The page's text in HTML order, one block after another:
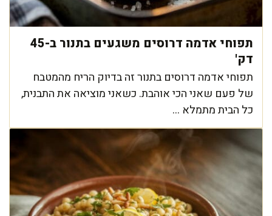
תפוחי אדמה דרוסים משגעים בתנור ב-45
דק'
תפוחי אדמה דרוסים בתנור זה בדיוק הריח מהמטבח
של פעם שאני הכי אוהבת. כשאני מוציאה את התבנית,
כל הבית מתמלא ...